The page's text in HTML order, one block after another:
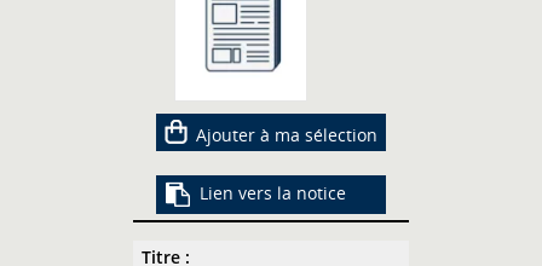
Ajouter à ma sélection
Lien vers la notice
Titre :